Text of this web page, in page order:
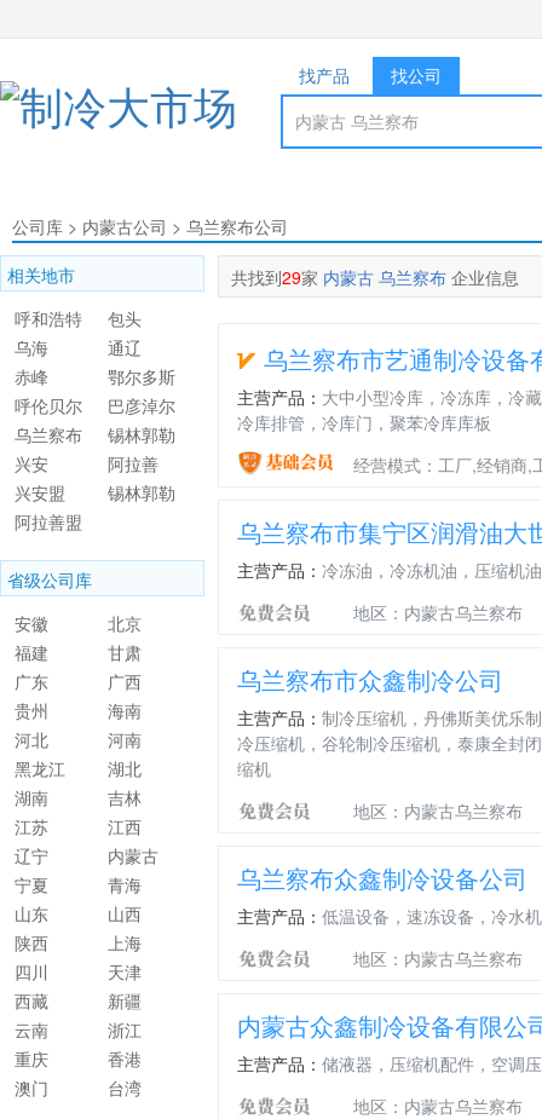
找产品 找公司
公司库 > 内蒙古公司 > 乌兰察布公司
共找到29家 内蒙古 乌兰察布企业信息
乌兰察布市艺通制冷设备
主营产品： 大中小型冷库，冷冻库，冷
冷库排管，冷库门，聚苯冷库库板
经营模式：工厂,经销商,
乌兰察布市集宁区润滑油大
主营产品： 冷冻油，冷冻机油，压缩机
地区：内蒙古乌兰察布
乌兰察布市众鑫制冷公司
主营产品： 制冷压缩机，丹佛斯美优乐
冷压缩机，谷轮制冷压缩机，泰康全封
缩机
地区：内蒙古乌兰察布
乌兰察布众鑫制冷设备公司
主营产品： 低温设备，速冻设备，冷水
地区：内蒙古乌兰察布
内蒙古众鑫制冷设备有限公
主营产品： 储液器，压缩机配件，空调
地区：内蒙古乌兰察布
相关地市
呼和浩特
包头
乌海
通辽
赤峰
鄂尔多斯
呼伦贝尔
巴彦淖尔
乌兰察布
锡林郭勒
兴安
阿拉善
兴安盟
锡林郭勒
阿拉善盟
省级公司库
安徽
北京
福建
甘肃
广东
广西
贵州
海南
河北
河南
黑龙江
湖北
湖南
吉林
江苏
江西
辽宁
内蒙古
宁夏
青海
山东
山西
陕西
上海
四川
天津
西藏
新疆
云南
浙江
重庆
香港
澳门
台湾